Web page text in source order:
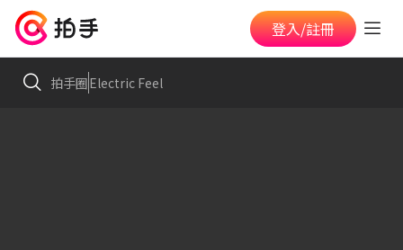
登入/註冊
拍手圈Electric Feel